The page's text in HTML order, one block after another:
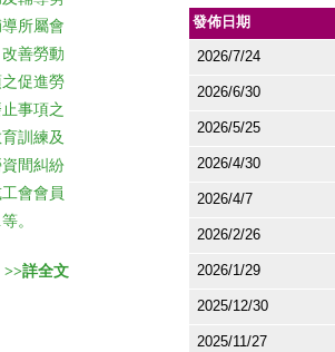
所屬會
善勞動
促進勞
事項之
訓練及
間糾紛
會會員
。
>>詳全文
發佈日期
2026/7/24
2026/6/30
2026/5/25
2026/4/30
2026/4/7
2026/2/26
2026/1/29
2025/12/30
2025/11/27